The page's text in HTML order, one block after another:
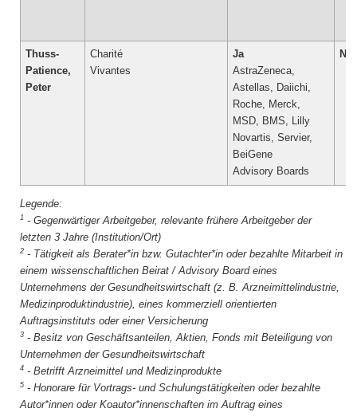
Thuss-
Patience,
Peter
Charité
Vivantes
Ja
AstraZeneca,
Astellas, Daiichi,
Roche, Merck,
MSD, BMS, Lilly
Novartis, Servier,
BeiGene
Advisory Boards
1 - Gegenwärtiger Arbeitgeber, relevante frühere Arbeitgeber der
letzten 3 Jahre (Institution/Ort)
2 - Tätigkeit als Berater*in bzw. Gutachter*in oder bezahlte Mitarbeit in
einem wissenschaftlichen Beirat / Advisory Board eines
Unternehmens der Gesundheitswirtschaft (z. B. Arzneimittelindustrie,
Medizinproduktindustrie), eines kommerziell orientierten
Auftragsinstituts oder einer Versicherung
3 - Besitz von Geschäftsanteilen, Aktien, Fonds mit Beteiligung von
Unternehmen der Gesundheitswirtschaft
4 - Betrifft Arzneimittel und Medizinprodukte
5 - Honorare für Vortrags- und Schulungstätigkeiten oder bezahlte
Autor*innen oder Koautor*innenschaften im Auftrag eines